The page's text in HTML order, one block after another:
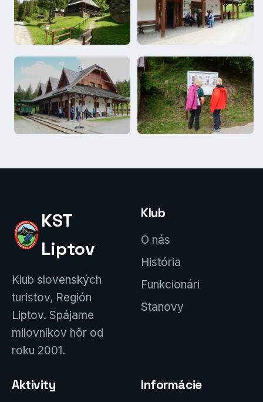
KST
Liptov
Klub slovenských
turistov, Región
Liptov. Spájame
milovníkov hôr od
roku 2001.
Klub
O nás
História
Funkcionári
Stanovy
Aktivity Informácie